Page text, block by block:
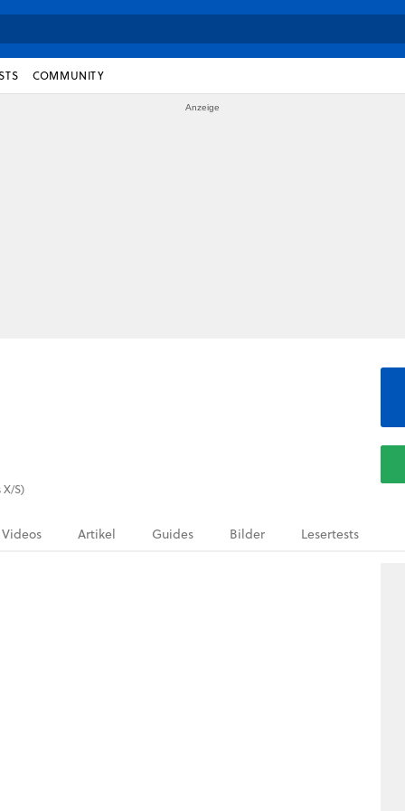
COMMUNITY
X/S)
Videos Artikel Guides Bilder Lesertests